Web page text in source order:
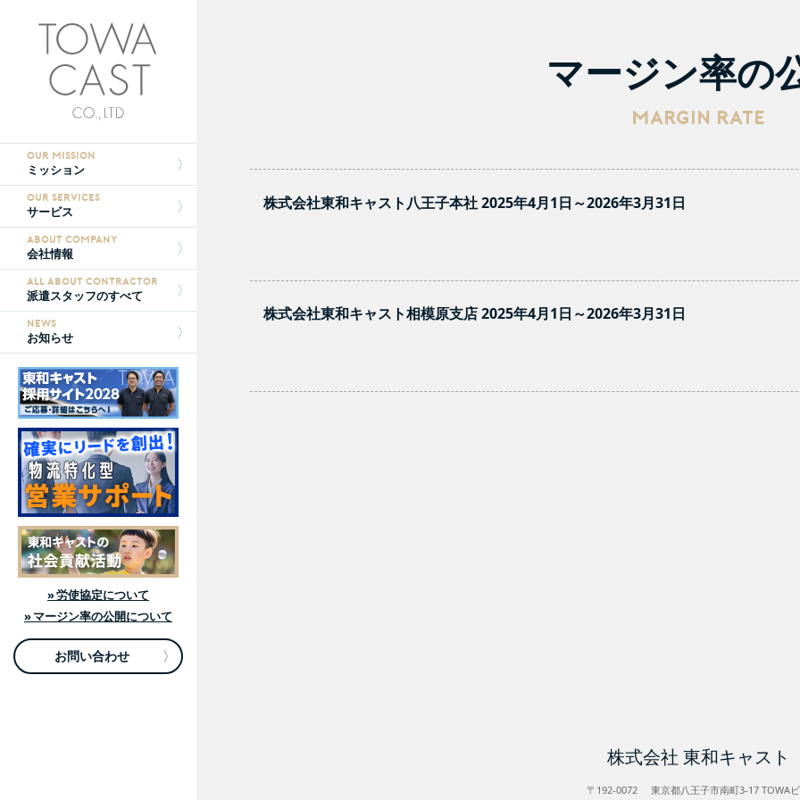
OUR MISSION
ミッション
OUR SERVICES
サービス
ABOUT COMPANY
会社情報
ALL ABOUT CONTRACTOR
派遣スタッフのすべて
NEWS
お知らせ
» 労使協定について
» マージン率の公開について
お問い合わせ
マージン率の
MARGIN RATE
株式会社東和キャスト八王子本社 2025年4月1日～2026年3月31日
株式会社東和キャスト相模原支店 2025年4月1日～2026年3月31日
株式会社 東和キャスト
〒192-0072 東京都八王子市南町3-17 TOWA